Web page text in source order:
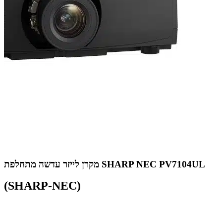
מקרן לייזר עדשה מתחלפת SHARP NEC PV7104UL
(SHARP-NEC)